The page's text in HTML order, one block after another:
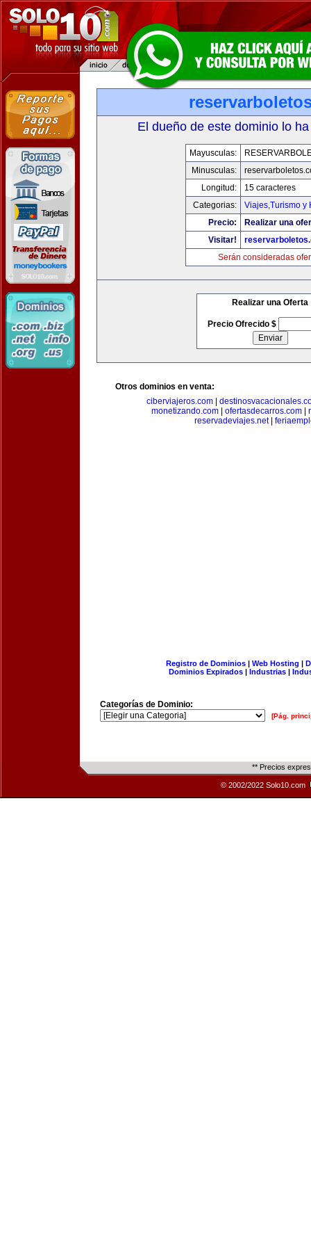
El dueño de este dominio lo
Mayusculas:
Minusculas:
Longitud:
15 caracteres
Categorias:
Viajes,Turismo y
Precio:
Realizar una
Visitar!
Serán consideradas
Realizar una Oferta
Precio Ofrecido $
Otros dominios en venta:
ciberviajeros.com
monetizando.com| ofertasdecarros.com|
reservadeviajes.net|
Registro de Dominios| Web Hosting |
Dominios Expirados | Industrias |
Categorías de Dominio:
[Pág.
** Precios
© 2002/2022 Solo10.com